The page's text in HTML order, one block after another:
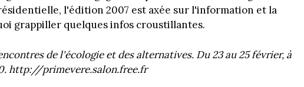
l'édition 2007 est axée sur l'information et la
grappiller quelques infos croustillantes.
de l'écologie et des alternatives. Du 23 au 25 février, à
http://primevere.salon.free.fr